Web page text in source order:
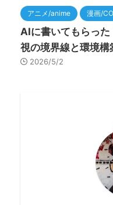
アニメ/anime 漫画/
AIに書いてもらっ
視の境界線と環境構
2026/5/2